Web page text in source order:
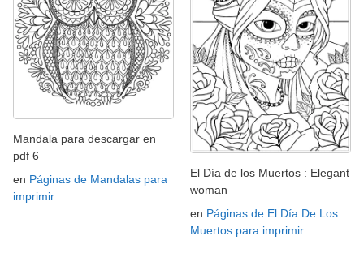
Mandala para descargar en
pdf 6
en Páginas de Mandalas para
imprimir
El Día de los Muertos : Elegant
woman
en Páginas de El Día De Los
Muertos para imprimir